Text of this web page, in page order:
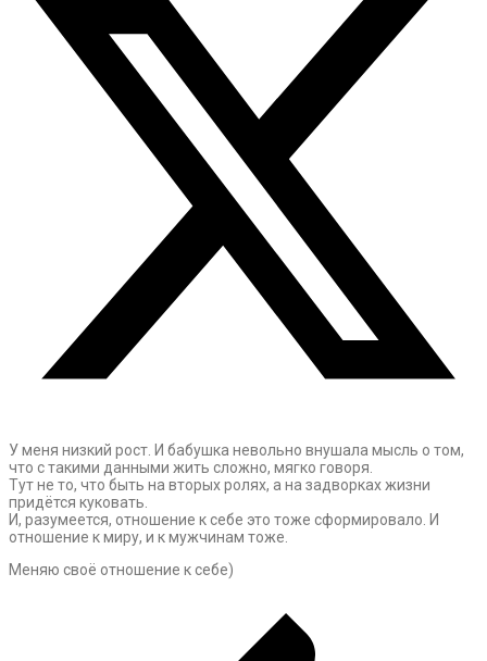
У меня низкий рост. И бабушка невольно внушала мысль о том,
что с такими данными жить сложно, мягко говоря.
Тут не то, что быть на вторых ролях, а на задворках жизни
придётся куковать.
И, разумеется, отношение к себе это тоже сформировало. И
отношение к миру, и к мужчинам тоже.
Меняю своё отношение к себе)